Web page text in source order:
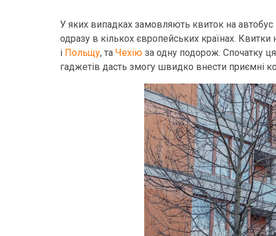
У яких випадках замовляють квиток на
одразу в кількох європейських країнах.
і Польщу, та Чехію за одну подорож. Спочатку
гаджетів дасть змогу швидко внести приємні